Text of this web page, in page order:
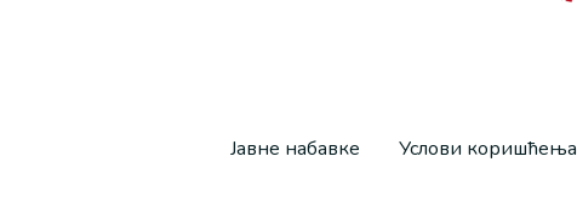
Јавне набавке Услови коришћења